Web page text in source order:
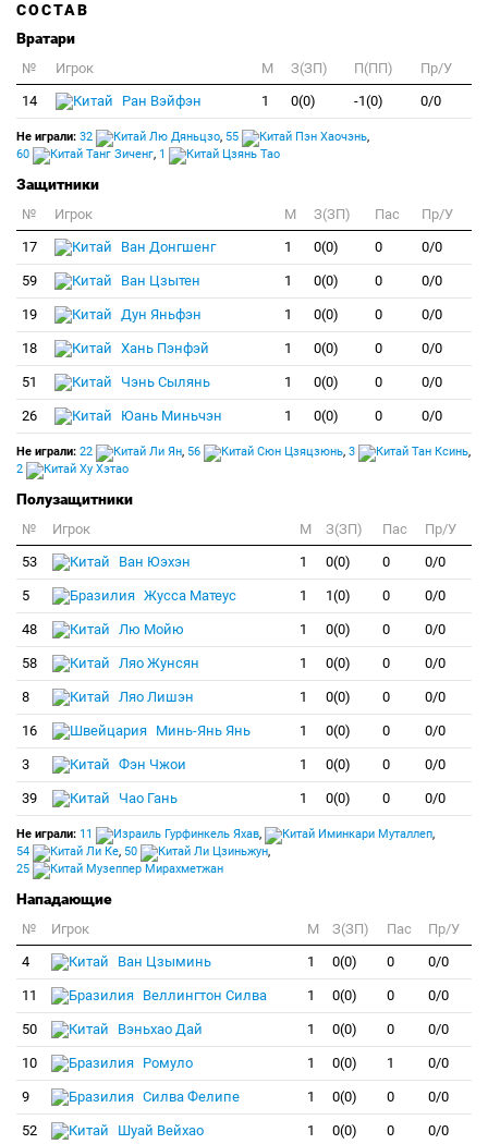
СОСТАВ
Вратари
№ Игрок M З(ЗП) П(ПП)
Пр/У
14
Ран Вэйфэн 1 0(0) -1(0) 0/0
Не играли: 32 Лю Дяньцзо, 55 Пэн Хаочэнь,
60
Танг Зиченг, 1 Цзянь Тао
Защитники
№ Игрок M З(ЗП) Пас
Пр/У
17
Ван Донгшенг 1 0(0) 0 0/0
59 Ван Цзытен 1 0(0) 0 0/0
19 Дун Яньфэн 1 0(0) 0 0/0
18 Хань Пэнфэй 1 0(0) 0 0/0
51 Чэнь Сылянь 1 0(0) 0 0/0
26 Юань Миньчэн 1 0(0) 0 0/0
Не играли: 22 Ли Ян, 56 Сюн Цзяцзюнь, 3 Тан Ксинь,
2
Ху Хэтао
Полузащитники
№ Игрок M З(ЗП) Пас
Пр/У
53
Ван Юэхэн 1 0(0) 0 0/0
5 Жусса Матеус 1 1(0) 0 0/0
48 Лю Мойю 1 0(0) 0 0/0
58 Ляо Жунсян 1 0(0) 0 0/0
8 Ляо Лишэн 1 0(0) 0 0/0
16 Минь-Янь Янь 1 0(0) 0 0/0
3 Фэн Чжои 1 0(0) 0 0/0
39 Чао Гань 1 0(0) 0 0/0
Не играли: 11 Гурфинкель Яхав, Иминкари Муталлеп,
54
Ли Ке, 50 Ли Цзиньжун,
25
Музеппер Мирахметжан
Нападающие
№ Игрок M З(ЗП) Пас
Пр/У
4
Ван Цзыминь 1 0(0) 0 0/0
11 Веллингтон Силва 1 0(0) 0 0/0
50 Вэньхао Дай 1 0(0) 0 0/0
10 Ромуло 1 0(0) 1 0/0
9 Силва Фелипе 1 0(0) 0 0/0
52 Шуай Вейхао 1 0(0) 0 0/0